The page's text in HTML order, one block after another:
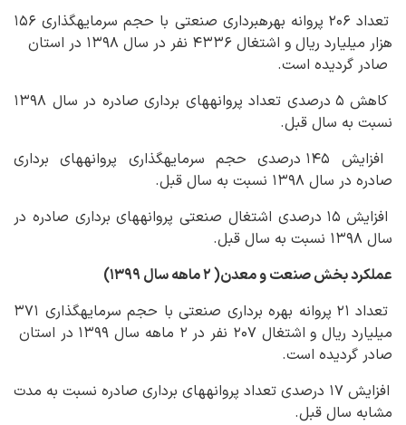
تعداد ۲۰۶ پروانه بهره‏برداری صنعتی با حجم سرمایه‏گذاری ۱۵۶
هزار میلیارد ریال و اشتغال ۴۳۳۶ نفر در سال ۱۳۹۸ در استان
صادر گردیده است.
کاهش ۵ درصدی تعداد پروانه‏های برداری صادره در سال ۱۳۹۸
نسبت به سال قبل.
افزایش ۱۴۵ درصدی حجم سرمایه‏گذاری پروانه‏های برداری
صادره در سال ۱۳۹۸ نسبت به سال قبل.
افزایش ۱۵ درصدی اشتغال صنعتی پروانه‏های برداری صادره در
سال ۱۳۹۸ نسبت به سال قبل.
عملکرد بخش صنعت و معدن( ۲ ماهه سال ۱۳۹۹)
تعداد ۲۱ پروانه بهره برداری صنعتی با حجم سرمایه‏گذاری ۳۷۱
میلیارد ریال و اشتغال ۲۰۷ نفر در ۲ ماهه سال ۱۳۹۹ در استان
صادر گردیده است.
افزایش ۱۷ درصدی تعداد پروانه‏های برداری صادره نسبت به مدت
مشابه سال قبل.